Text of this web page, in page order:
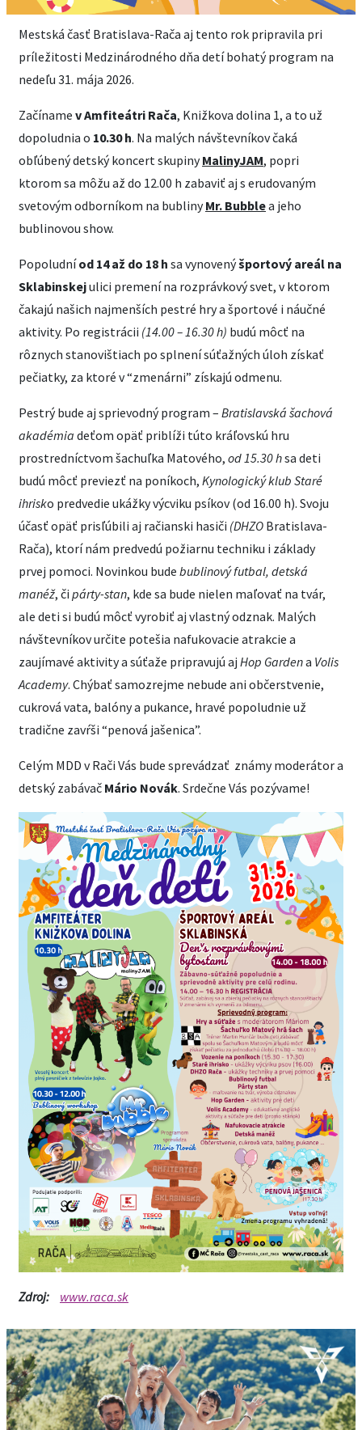
Mestská časť Bratislava-Rača aj tento rok pripravila pri
príležitosti Medzinárodného dňa detí bohatý program na
nedeľu 31. mája 2026.
Začíname v Amfiteátri Rača, Knižkova dolina 1, a to už
dopoludnia o 10.30 h. Na malých návštevníkov čaká
obľúbený detský koncert skupinyMalinyJAM, popri
ktorom sa môžu až do 12.00 h zabaviť aj s erudovaným
svetovým odborníkom na bublinyMr. Bubblea jeho
bublinovou show.
Popoludníod 14 až do 18 h sa vynovenýšportový areál na
Sklabinskejulici premení na rozprávkový svet, v ktorom
čakajú našich najmenších pestré hry a športové i náučné
aktivity. Po registrácii (14.00 – 16.30 h) budú môcť na
rôznych stanovištiach po splnení súťažných úloh získať
pečiatky, za ktoré v “zmenárni” získajú odmenu.
Pestrý bude aj sprievodný program – Bratislavská šachová
akadémia deťom opäť priblíži túto kráľovskú hru
prostredníctvom šachuľka Matového, od 15.30 hsa deti
budú môcť previezť na poníkoch, Kynologický klub Staré
ihrisko predvedie ukážky výcviku psíkov (od 16.00 h). Svoju
účasť opäť prisľúbili aj račianski hasiči (DHZO Bratislava-
Rača), ktorí nám predvedú požiarnu techniku i základy
prvej pomoci. Novinkou bude bublinový futbal, detská
manéž, či párty-stan, kde sa bude nielen maľovať na tvár,
ale deti si budú môcť vyrobiť aj vlastný odznak. Malých
návštevníkov určite potešia nafukovacie atrakcie a
zaujímavé aktivity a súťaže pripravujú aj Hop Gardena Volis
Academy. Chýbať samozrejme nebude ani občerstvenie,
cukrová vata, balóny a pukance, hravé popoludnie už
tradične zavŕši “penová jašenica”.
Celým MDD v Rači Vás bude sprevádzať známy moderátor a
detský zabávač Mário Novák. Srdečne Vás pozývame!
Zdroj: www.raca.sk